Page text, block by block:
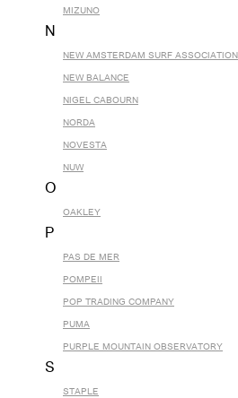
MIZUNO
N
NEW AMSTERDAM SURF ASSOCIATION
NEW BALANCE
NIGEL CABOURN
NORDA
NOVESTA
NUW
O
OAKLEY
P
PAS DE MER
POMPEII
POP TRADING COMPANY
PUMA
PURPLE MOUNTAIN OBSERVATORY
S
STAPLE